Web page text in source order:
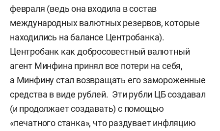
февраля (ведь она входила в состав
международных валютных резервов, которые
находились на балансе Центробанка).
Центробанк как добросовестный валютный
агент Минфина принял все потери на себя,
а Минфину стал возвращать его замороженные
средства в виде рублей. Эти рубли ЦБ создавал
(и продолжает создавать) с помощью
«печатного станка», что раздувает инфляцию